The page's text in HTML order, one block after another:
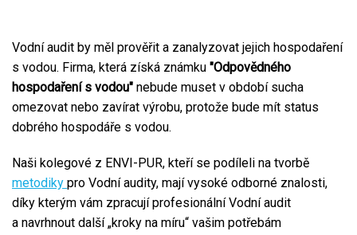
Vodní audit by měl prověřit a zanalyzovat jejich hospodaření
s vodou. Firma, která získá známku "Odpovědného
hospodaření s vodou" nebude muset v období sucha
omezovat nebo zavírat výrobu, protože bude mít status
dobrého hospodáře s vodou.
Naši kolegové z ENVI-PUR, kteří se podíleli na tvorbě
metodiky pro Vodní audity, mají vysoké odborné znalosti,
díky kterým vám zpracují profesionální Vodní audit
a navrhnout další „kroky na míru“ vašim potřebám